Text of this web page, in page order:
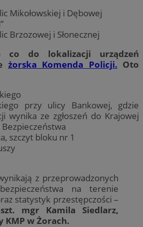
Mikołowskiej i Dębowej
Brzozowej i Słonecznej
co do lokalizacji urządzeń
żorska Komenda Policji. Oto
przy ulicy Bankowej, gdzie
wynika ze zgłoszeń do Krajowej
szczyt bloku nr 1
z przeprowadzonych
na terenie
statystyk przestępczości –
mgr Kamila Siedlarz,
KMP w Żorach.